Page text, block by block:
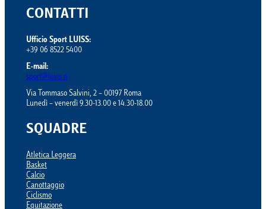
CONTATTI
Ufficio Sport LUISS:
+39 06 8522 5400
E-mail:
sport@luiss.it
Via Tommaso Salvini, 2 – 00197 Roma
Lunedì – venerdì 9.30-13.00 e 14.30-18.00
SQUADRE
Atletica Leggera
Basket
Calcio
Canottaggio
Ciclismo
Equitazione